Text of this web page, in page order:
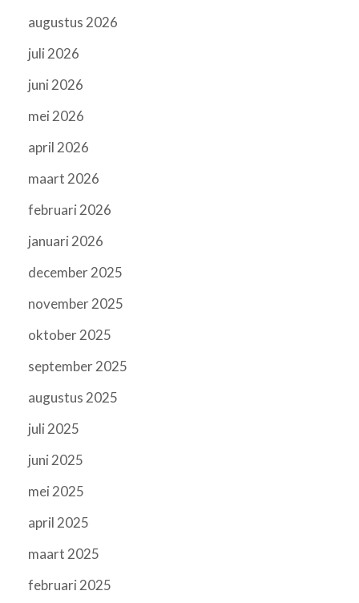
augustus 2026
juli 2026
juni 2026
mei 2026
april 2026
maart 2026
februari 2026
januari 2026
december 2025
november 2025
oktober 2025
september 2025
augustus 2025
juli 2025
juni 2025
mei 2025
april 2025
maart 2025
februari 2025